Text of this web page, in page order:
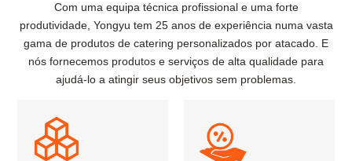
Com uma equipa técnica profissional e uma forte
produtividade, Yongyu tem 25 anos de experiência numa vasta
gama de produtos de catering personalizados por atacado. E
nós fornecemos produtos e serviços de alta qualidade para
ajudá-lo a atingir seus objetivos sem problemas.